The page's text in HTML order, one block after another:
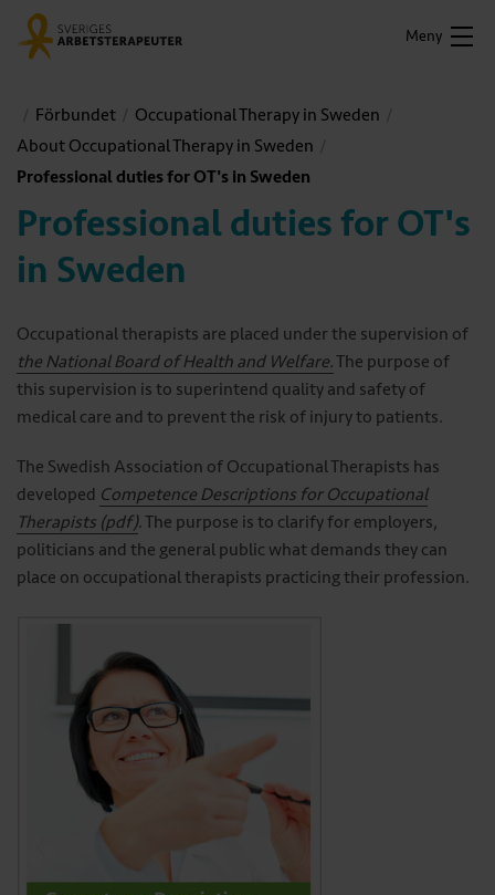
Meny
Förbundet
Occupational Therapy in Sweden
About Occupational Therapy in Sweden
Professional duties for OT's in Sweden
Professional duties for OT's
in Sweden
Occupational therapists are placed under the supervision of
the National Board of Health and Welfare.The purpose of
this supervision is to superintend quality and safety of
medical care and to prevent the risk of injury to patients.
The Swedish Association of Occupational Therapists has
developed Competence Descriptions for Occupational
Therapists (pdf). The purpose is to clarify for employers,
politicians and the general public what demands they can
place on occupational therapists practicing their profession.